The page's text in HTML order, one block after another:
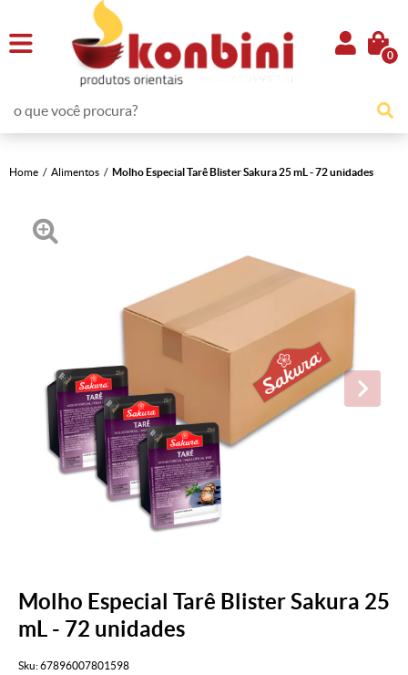
0
Home Alimentos Molho Especial Tarê Blister Sakura 25 mL - 72 unidades
Molho Especial Tarê Blister Sakura 25
mL - 72 unidades
Sku:67896007801598